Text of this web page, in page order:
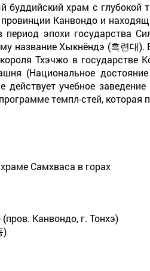
храм с глубокой
Канвондо и
эпохи государства
название Хыкнёндэ (흑련대
Тхэчжо в
(Национальное
учебное
темпл-стей, которая
Самхваса в горах
Канвондо, г. Тонхэ)
)